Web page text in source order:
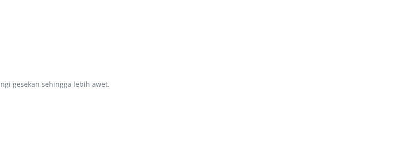
gesekan sehingga lebih awet.